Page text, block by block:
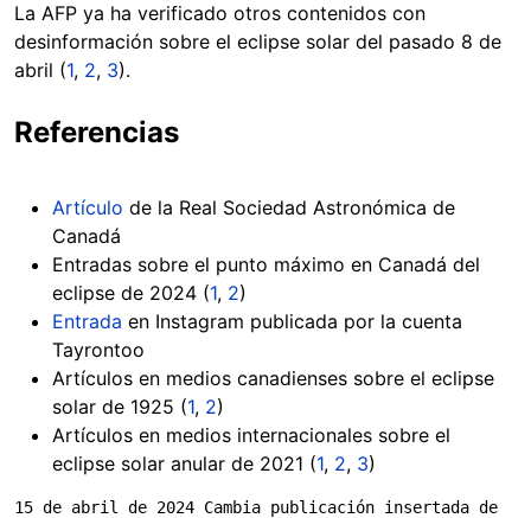
La AFP ya ha verificado otros contenidos con
desinformación sobre el eclipse solar del pasado 8 de
abril (1, 2, 3).
Referencias
Artículo de la Real Sociedad Astronómica de
Canadá
Entradas sobre el punto máximo en Canadá del
eclipse de 2024 (1, 2)
Entrada en Instagram publicada por la cuenta
Tayrontoo
Artículos en medios canadienses sobre el eclipse
solar de 1925 (1, 2)
Artículos en medios internacionales sobre el
eclipse solar anular de 2021 (1, 2, 3)
15 de abril de 2024 Cambia publicación insertada de